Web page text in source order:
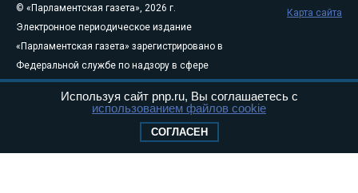
© «Парламентская газета», 2026 г.
Электронное периодическое издание
«Парламентская газета» зарегистрировано в
Федеральной службе по надзору в сфере
связи, информационных технологий и
массовых коммуникаций (Роскомнадзор) 05
Свидетельство о регистрации Эл № ФС77-
Карта сайта
Используя сайт pnp.ru, Вы соглашаетесь с
использованием файлов cookie
СОГЛАСЕН